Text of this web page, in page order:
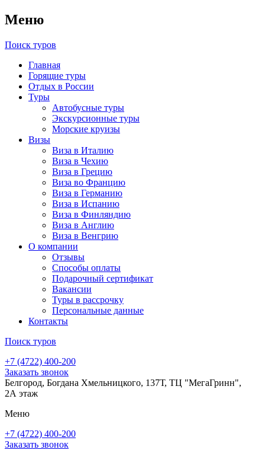
Меню
Поиск туров
Главная
Горящие туры
Отдых в России
Туры
Автобусные туры
Экскурсионные туры
Морские круизы
Визы
Виза в Италию
Виза в Чехию
Виза в Грецию
Виза во Францию
Виза в Германию
Виза в Испанию
Виза в Финляндию
Виза в Англию
Виза в Венгрию
О компании
Отзывы
Способы оплаты
Подарочный сертификат
Вакансии
Туры в рассрочку
Персональные данные
Контакты
Поиск туров
+7 (4722) 400-200
Заказать звонок
Белгород, Богдана Хмельницкого, 137Т, ТЦ "МегаГринн",
2А этаж
Меню
+7 (4722) 400-200
Заказать звонок